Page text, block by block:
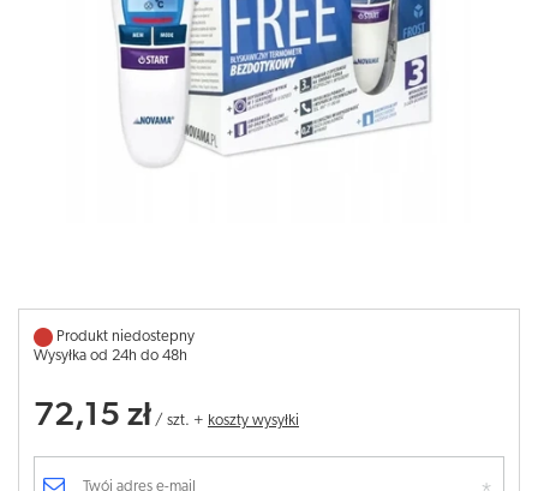
Produkt niedostepny
Wysyłka od 24h do 48h
72,15 zł / szt. + koszty wysyłki